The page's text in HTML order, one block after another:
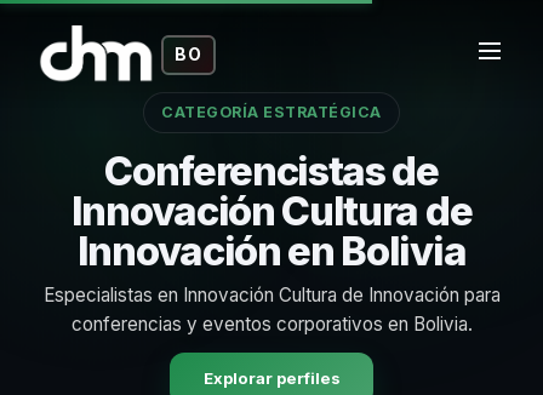
BO
CATEGORÍA ESTRATÉGICA
Conferencistas de
Innovación Cultura de
Innovación en Bolivia
Especialistas en Innovación Cultura de Innovación para
conferencias y eventos corporativos en Bolivia.
Explorar perfiles